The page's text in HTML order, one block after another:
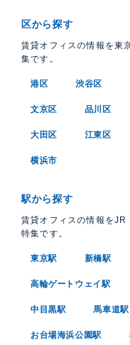
区から探す
賃貸オフィスの情報を東
集です。
港区 渋谷区
文京区 品川区
大田区 江東区
横浜市
駅から探す
賃貸オフィスの情報をJR
特集です。
東京駅 新橋駅
高輪ゲートウェイ駅
中目黒駅 馬車道駅
お台場海浜公園駅